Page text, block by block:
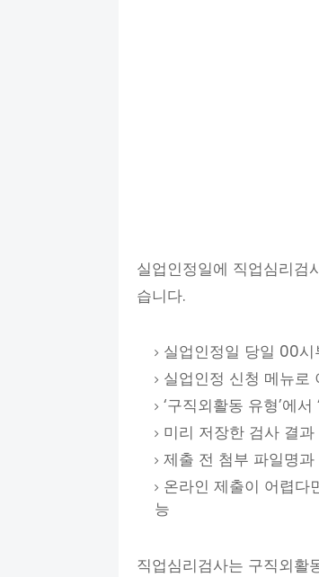
실업인정일에 직업심리검
습니다.
실업인정일 당일 00
실업인정 신청 메뉴로
‘구직외활동 유형’에
미리 저장한 검사 결과
제출 전 첨부 파일명
온라인 제출이 어렵다
능
직업심리검사는 구직외활